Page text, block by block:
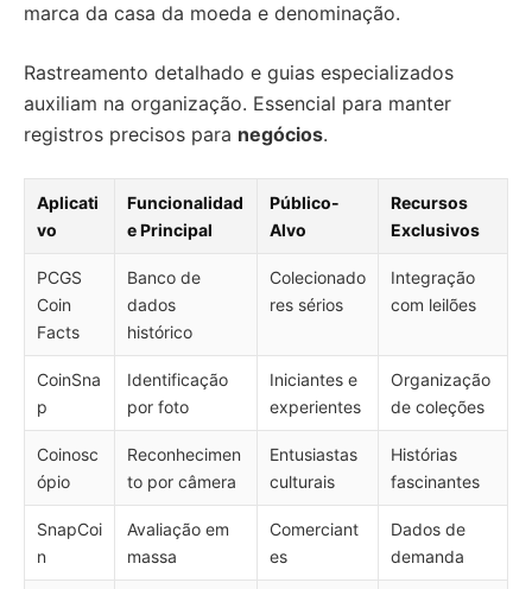
marca da casa da moeda e denominação.
Rastreamento detalhado e guias especializados
auxiliam na organização. Essencial para manter
registros precisos para negócios.
Aplicati
vo
Funcionalidad
e Principal
Público-
Alvo
Recursos
Exclusivos
PCGS
Coin
Facts
Banco de
dados
histórico
Colecionado
res sérios
Integração
com leilões
CoinSna
p
Identificação
por foto
Iniciantes e
experientes
Organização
de coleções
Coinosc
ópio
Reconhecimen
to por câmera
Entusiastas
culturais
Histórias
fascinantes
SnapCoi
n
Avaliação em
massa
Comerciant
es
Dados de
demanda